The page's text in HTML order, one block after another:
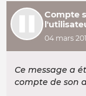
Compte
04 mars
Ce message a
compte de son